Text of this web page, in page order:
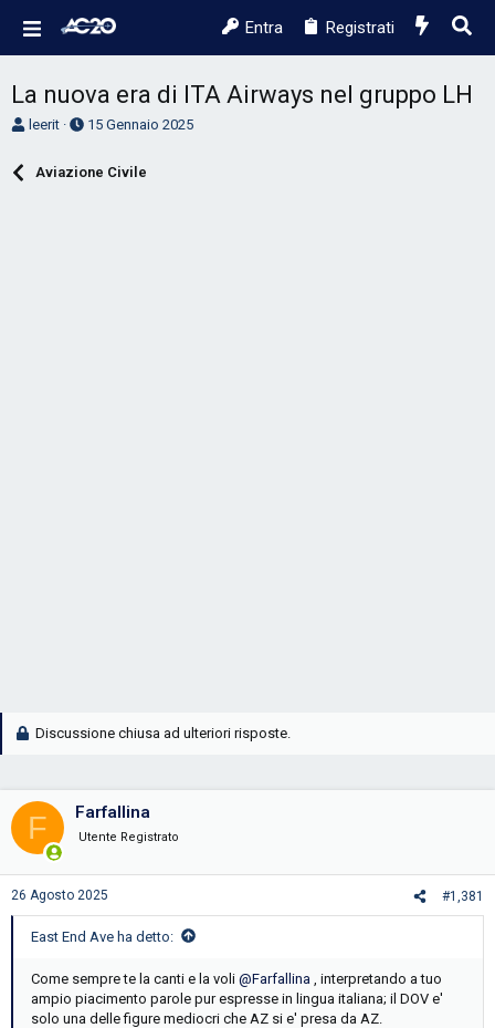
Entra Registrati
La nuova era di ITA Airways nel gruppo LH
Aleerit
D15 Gennaio 2025
Aviazione Civile
Discussione chiusa ad ulteriori risposte.
F Farfallina
Utente Registrato
26 Agosto 2025 #1,381
East End Ave ha detto:
Come sempre te la canti e la voli @Farfallina , interpretando a tuo
ampio piacimento parole pur espresse in lingua italiana; il DOV e'
solo una delle figure mediocri che AZ si e' presa da AZ.